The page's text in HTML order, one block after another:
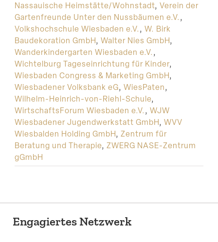
Nassauische Heimstätte/Wohnstadt, Verein der
Gartenfreunde Unter den Nussbäumen e.V.,
Volkshochschule Wiesbaden e.V., W. Birk
Baudekoration GmbH, Walter Nies GmbH,
Wanderkindergarten Wiesbaden e.V.,
Wichtelburg Tageseinrichtung für Kinder,
Wiesbaden Congress & Marketing GmbH,
Wiesbadener Volksbank eG, WiesPaten,
Wilhelm-Heinrich-von-Riehl-Schule,
WirtschaftsForum Wiesbaden e.V., WJW
Wiesbadener Jugendwerkstatt GmbH, WVV
Wiesbalden Holding GmbH, Zentrum für
Beratung und Therapie, ZWERG NASE-Zentrum
gGmbH
Engagiertes Netzwerk